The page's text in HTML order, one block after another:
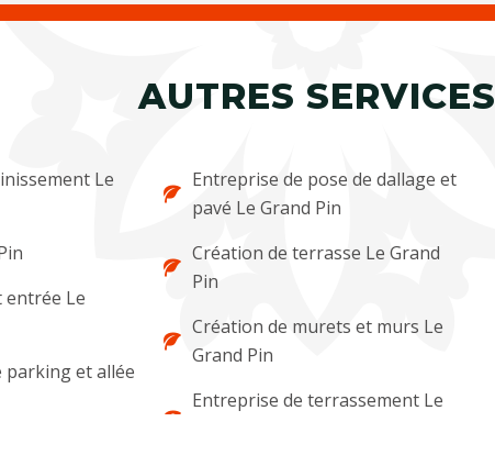
AUTRES SERVICES
Le
entrée Le
parking et allée
Entreprise de pose de dallage et
pavé Le Grand Pin
Création de terrasse Le Grand
Pin
Création de murets et murs Le
Grand Pin
Entreprise de terrassement Le